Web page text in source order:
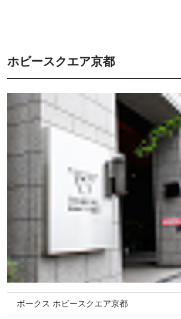
ホビースクエア京都
ボークス ホビースクエア京都